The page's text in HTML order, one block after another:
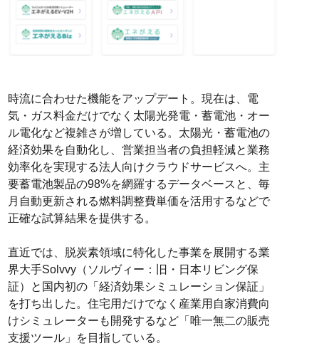
時流に合わせた機能をアップデート。現在は、電
気・ガス料金だけでなく太陽光発電・蓄電池・オー
ル電化など複雑さが増している。太陽光・蓄電池の
経済効果を自動化し、営業担当者の負担軽減と業務
効率化を実現する法人向けクラウドサービスへ。主
要蓄電池製品の98%を網羅するデータベースと、毎
月自動更新される燃料調整費単価を活用するなどで
正確な試算結果を提供する。
直近では、脱炭素領域に特化した事業を展開する業
界大手Solvvy（ソルヴィー：旧・日本リビング保
証）と国内初の「経済効果シミュレーション保証」
を打ち出した。住宅用だけでなく産業用自家消費向
けシミュレーターも開発するなど「唯一無二の販売
支援ツール」を目指している。